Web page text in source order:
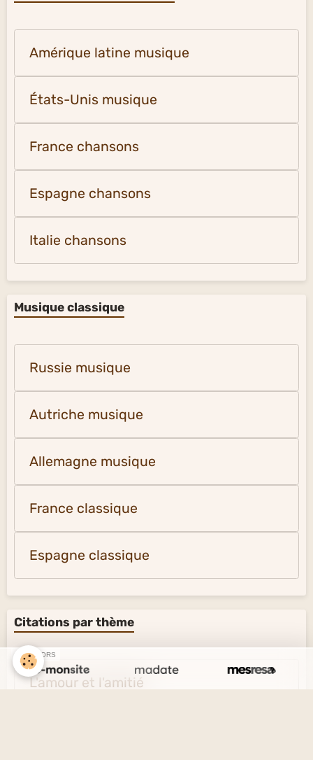
Amérique latine musique
États-Unis musique
France chansons
Espagne chansons
Italie chansons
Musique classique
Russie musique
Autriche musique
Allemagne musique
France classique
Espagne classique
Citations par thème
L'amour et l'amitié
SPONSORS